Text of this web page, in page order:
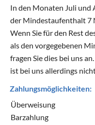
In den Monaten Juli und
der Mindestaufenthalt 7
Wenn Sie für den Rest
als den vorgegebenen
fragen Sie dies bei uns
ist bei uns allerdings
Zahlungsmöglichkeiten:
Überweisung
Barzahlung